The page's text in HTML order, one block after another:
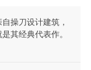
操刀设计建筑，
其经典代表作。